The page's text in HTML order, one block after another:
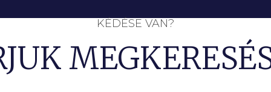
KÉDÉSE VAN?